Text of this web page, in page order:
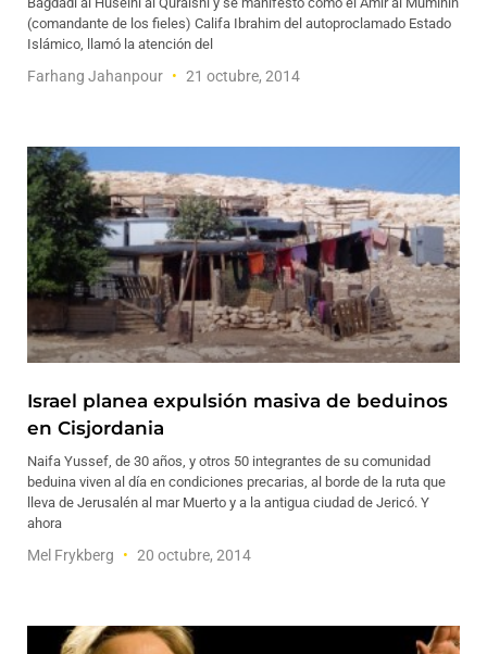
(comandante de los fieles) Califa Ibrahim del autoproclamado Estado
Islámico, llamó la atención del
Farhang Jahanpour 21 octubre, 2014
Israel planea expulsión masiva de beduinos
en Cisjordania
Naifa Yussef, de 30 años, y otros 50 integrantes de su comunidad
beduina viven al día en condiciones precarias, al borde de la ruta que
lleva de Jerusalén al mar Muerto y a la antigua ciudad de Jericó. Y
ahora
Mel Frykberg 20 octubre, 2014